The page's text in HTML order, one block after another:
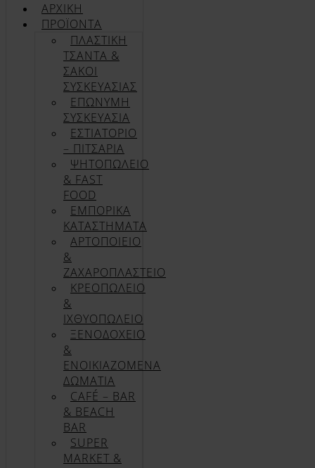
ΑΡΧΙΚΉ
ΠΡΟΪΌΝΤΑ
ΠΛΑΣΤΙΚΗ
ΤΣΑΝΤΑ &
ΣΑΚΟΙ
ΣΥΣΚΕΥΑΣΙΑΣ
ΕΠΏΝΥΜΗ
ΣΥΣΚΕΥΑΣΊΑ
ΕΣΤΙΑΤΟΡΙΟ
– ΠΙΤΣΑΡΙΑ
ΨΗΤΟΠΩΛΕΙΟ
& FAST
FOOD
ΕΜΠΟΡΙΚΑ
ΚΑΤΑΣΤΗΜΑΤΑ
ΑΡΤΟΠΟΙΕΙΟ
&
ΖΑΧΑΡΟΠΛΑΣΤΕΙΟ
ΚΡΕΟΠΩΛΕΙΟ
&
ΙΧΘΥΟΠΩΛΕΙΟ
ΞΕΝΟΔΟΧΕΙΟ
&
ΕΝΟΙΚΙΑΖΟΜΕΝΑ
ΔΩΜΑΤΙΑ
CAFÉ – BAR
& BEACH
BAR
SUPER
MARKET &